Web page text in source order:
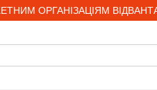
ОРГАНІЗАЦІЯМ